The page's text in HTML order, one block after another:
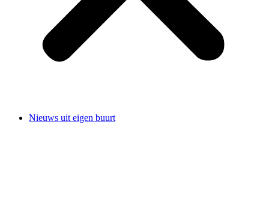
Nieuws uit eigen buurt